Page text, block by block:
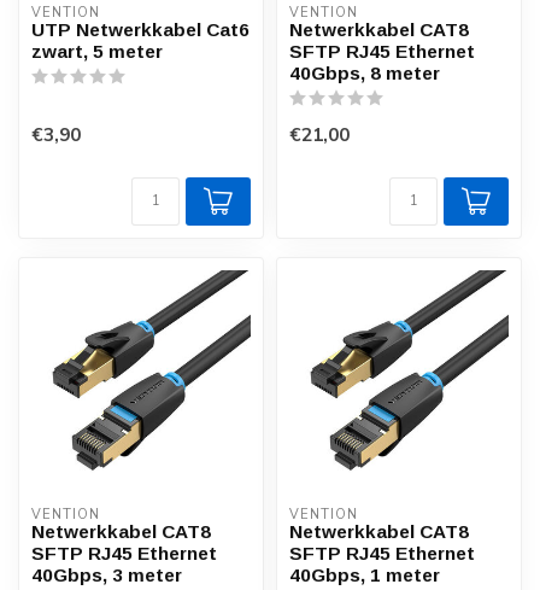
VENTION
UTP Netwerkkabel Cat6
zwart, 5 meter
€3,90
VENTION
Netwerkkabel CAT8
SFTP RJ45 Ethernet
40Gbps, 8 meter
€21,00
VENTION
Netwerkkabel CAT8
SFTP RJ45 Ethernet
40Gbps, 3 meter
VENTION
Netwerkkabel CAT8
SFTP RJ45 Ethernet
40Gbps, 1 meter